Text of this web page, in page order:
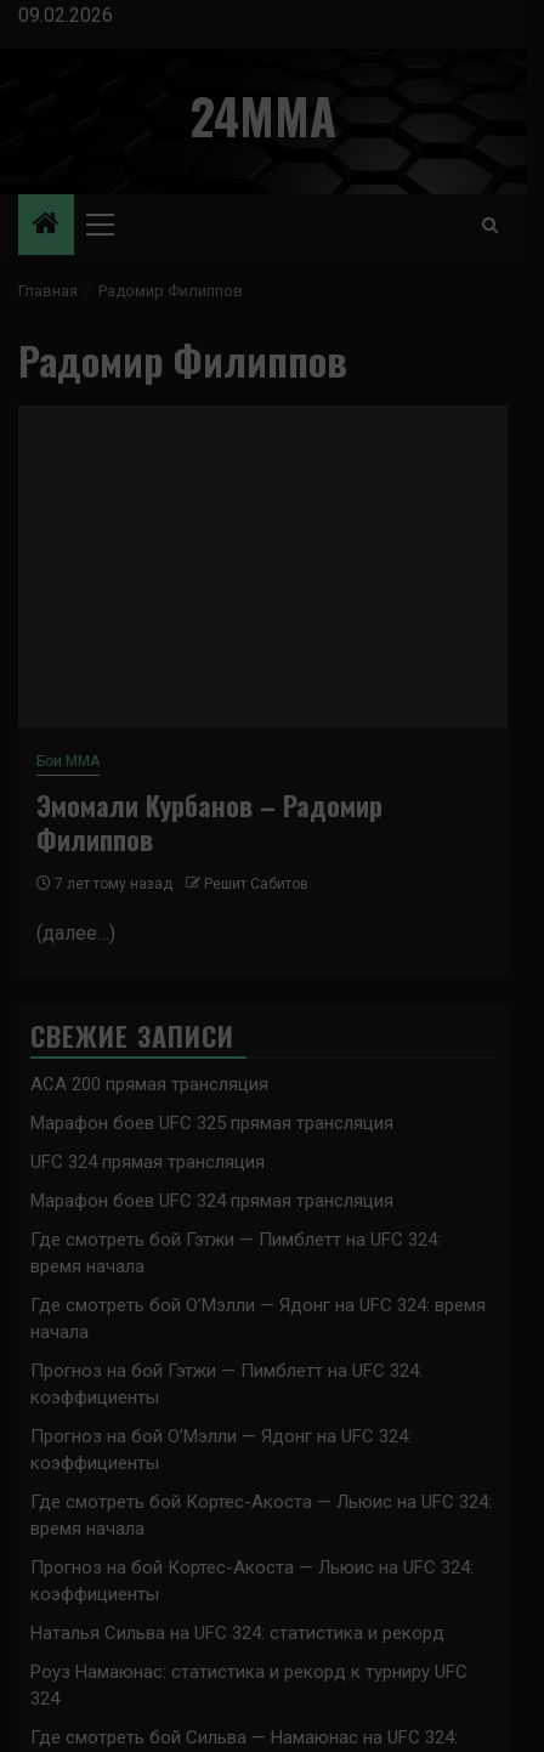
Перейти
09.02.2026
24MMA
Основное
Главная Радомир Филиппов
Радомир Филиппов
Бои ММА
Эмомали Курбанов – Радомир
Филиппов
7 лет тому назад Решит Сабитов
(далее…)
СВЕЖИЕ ЗАПИСИ
ACA 200 прямая трансляция
Марафон боев UFC 325 прямая трансляция
UFC 324 прямая трансляция
Марафон боев UFC 324 прямая трансляция
Где смотреть бой Гэтжи — Пимблетт на UFC 324:
время начала
Где смотреть бой О’Мэлли — Ядонг на UFC 324: время
начала
Прогноз на бой Гэтжи — Пимблетт на UFC 324:
коэффициенты
Прогноз на бой О’Мэлли — Ядонг на UFC 324:
коэффициенты
Где смотреть бой Кортес-Акоста — Льюис на UFC 324:
время начала
Прогноз на бой Кортес-Акоста — Льюис на UFC 324:
коэффициенты
Наталья Сильва на UFC 324: статистика и рекорд
Роуз Намаюнас: статистика и рекорд к турниру UFC
324
Где смотреть бой Сильва — Намаюнас на UFC 324: